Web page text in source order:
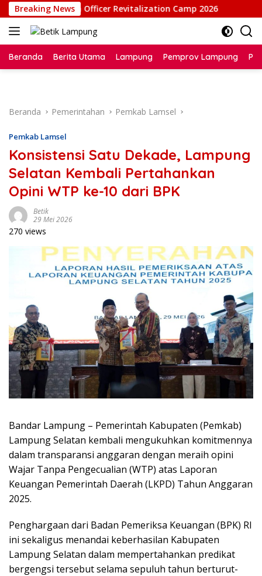
Langsung
ke
konten
Breaking News
Probation Officer Revitalization Camp 2026
Beranda Berita Utama Lampung Pemprov Lampung
Beranda Pemerintahan Pemkab Lamsel
Pemkab Lamsel
Konsistensi Satu Dekade, Lampung
Selatan Kembali Pertahankan
Opini WTP ke-10 dari BPK
Betik
29 Mei 2026
270 views
Bandar Lampung – Pemerintah Kabupaten (Pemkab)
Lampung Selatan kembali mengukuhkan komitmennya
dalam transparansi anggaran dengan meraih opini
Wajar Tanpa Pengecualian (WTP) atas Laporan
Keuangan Pemerintah Daerah (LKPD) Tahun Anggaran
2025.
Penghargaan dari Badan Pemeriksa Keuangan (BPK) RI
ini sekaligus menandai keberhasilan Kabupaten
Lampung Selatan dalam mempertahankan predikat
bergengsi tersebut selama sepuluh tahun berturut-